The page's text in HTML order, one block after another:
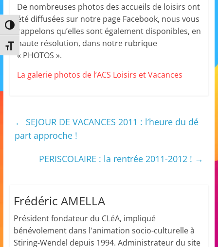
Passer en contraste élevé
Changer la taille de la police
m
a
t
i
n
r
i
a
n
De nombreuses photos des accueils de loisirs ont
été diffusées sur notre page Facebook, nous vous
rappelons qu’elles sont également disponibles, en
haute résolution, dans notre rubrique
« PHOTOS ».
La galerie photos de l’ACS Loisirs et Vacances
← SEJOUR DE VACANCES 2011 : l’heure du dé
part approche !
PERISCOLAIRE : la rentrée 2011-2012 ! →
Frédéric AMELLA
Président fondateur du CLéA, impliqué
bénévolement dans l'animation socio-culturelle à
Stiring-Wendel depuis 1994. Administrateur du site